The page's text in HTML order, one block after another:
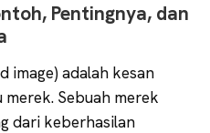
Pentingnya, dan
image) adalah kesan
Sebuah merek
dari keberhasilan